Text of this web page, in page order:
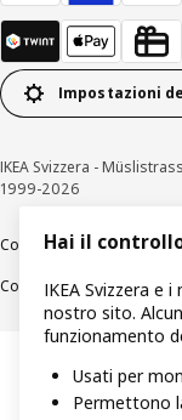
Impostazioni
IKEA Svizzera -
1999-2026
Colofone / Dichiarazione
Condizioni generali
Hai il
IKEA Svizzera e
nostro sito.
funzionamento
Usati per
Permettono